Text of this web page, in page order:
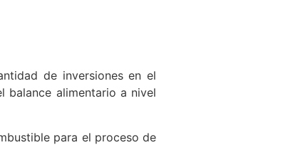
de inversiones en el
balance alimentario a nivel
para el proceso de